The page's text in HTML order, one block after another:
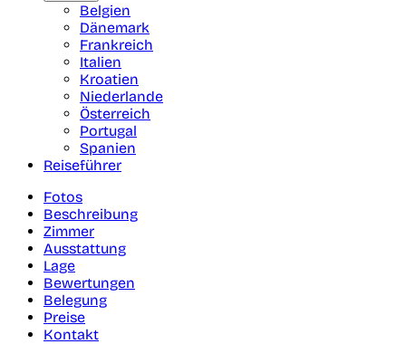
Belgien
Dänemark
Frankreich
Italien
Kroatien
Niederlande
Österreich
Portugal
Spanien
Reiseführer
Fotos
Beschreibung
Zimmer
Ausstattung
Lage
Bewertungen
Belegung
Preise
Kontakt